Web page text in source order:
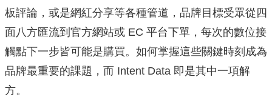
板評論，或是網紅分享等各種管道，品牌目標受眾從四
面八方匯流到官方網站或 EC 平台下單，每次的數位接
觸點下一步皆可能是購買。如何掌握這些關鍵時刻成為
品牌最重要的課題，而 Intent Data 即是其中一項解
方。